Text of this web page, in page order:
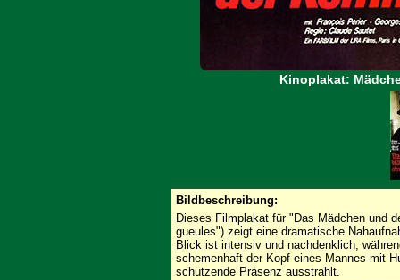
Kinoplakat:
Bildbeschreibung:
Dieses Filmplakat für "Das Mädchen und
gueules") zeigt eine dramatische
Blick ist intensiv und nachdenklich,
schemenhaft der Kopf eines Mannes mit
schützende Präsenz ausstrahlt.